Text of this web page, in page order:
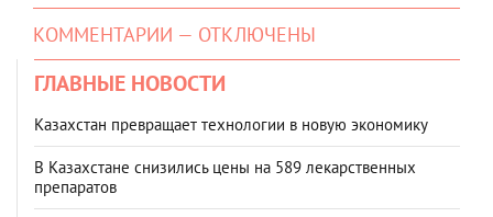
КОММЕНТАРИИ — ОТКЛЮЧЕНЫ
ГЛАВНЫЕ НОВОСТИ
Казахстан превращает технологии в новую экономику
В Казахстане снизились цены на 589 лекарственных
препаратов